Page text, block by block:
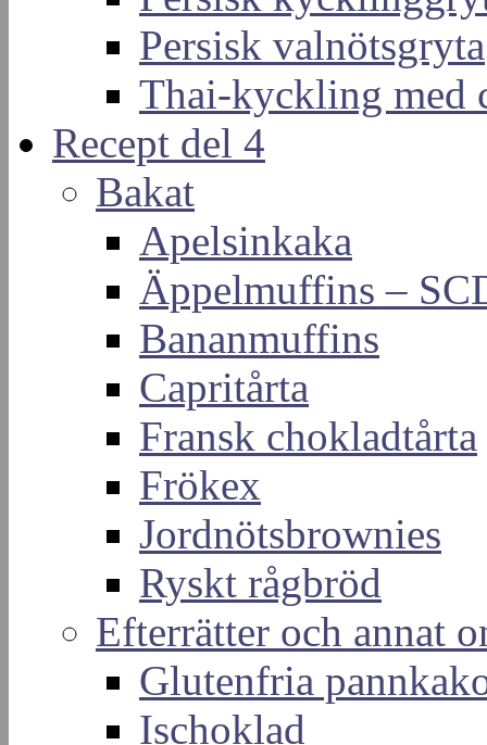
Persisk valnötsgryta
Thai-kyckling med
Recept del 4
Bakat
Apelsinkaka
Äppelmuffins –
Bananmuffins
Capritårta
Fransk chokladtårta
Frökex
Jordnötsbrownies
Ryskt rågbröd
Efterrätter och annat
Glutenfria
Ischoklad